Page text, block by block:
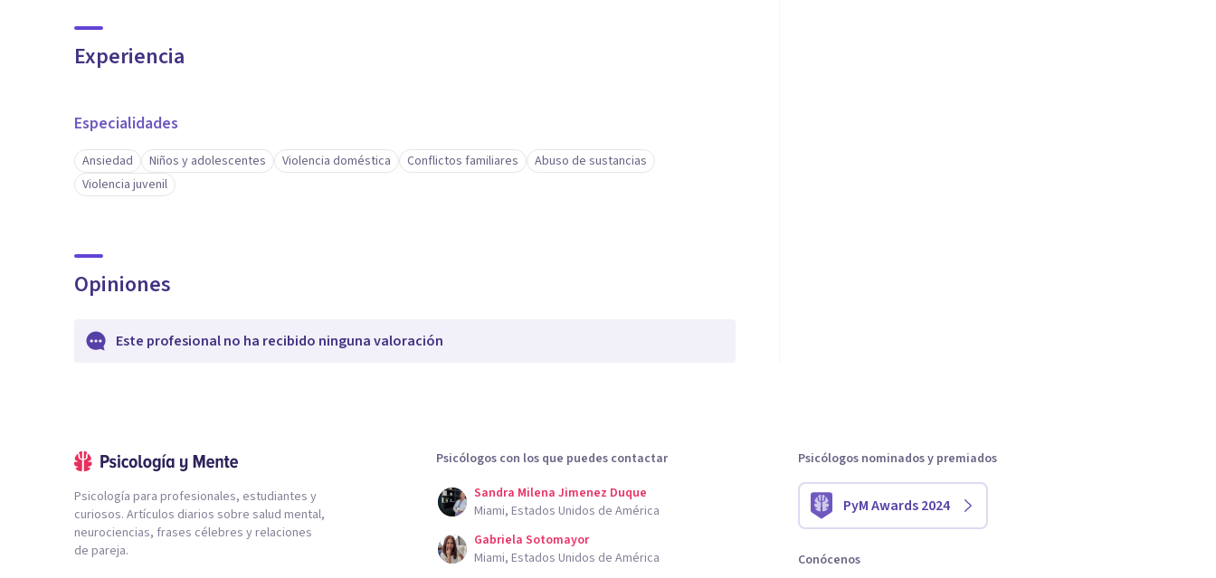
Experiencia
Especialidades
Ansiedad Niños y adolescentes Violencia doméstica Conflictos familiares
Abuso de sustancias
Violencia juvenil
Opiniones
Este profesional no ha recibido ninguna valoración
Psicología para profesionales, estudiantes y
curiosos. Artículos diarios sobre salud mental,
neurociencias, frases célebres y relaciones
de pareja.
Psicólogos con los que puedes contactar
Sandra Milena Jimenez Duque
Miami, Estados Unidos de América
Gabriela Sotomayor
Miami, Estados Unidos de América
Psicólogos nominados y premiados
PyM Awards 2024
Conócenos